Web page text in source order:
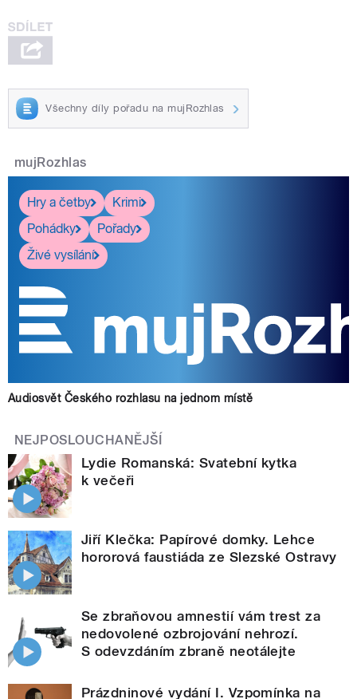
Všechny díly pořadu na mujRozhlas
mujRozhlas
Hry a četby
Krimi
Pohádky
Pořady
Živé vysílání
Audiosvět Českého rozhlasu na jednom místě
NEJPOSLOUCHANĚJŠÍ
Lydie Romanská: Svatební kytka
k večeři
Jiří Klečka: Papírové domky. Lehce
hororová faustiáda ze Slezské Ostravy
Se zbraňovou amnestií vám trest za
nedovolené ozbrojování nehrozí.
S odevzdáním zbraně neotálejte
Prázdninové vydání I. Vzpomínka na